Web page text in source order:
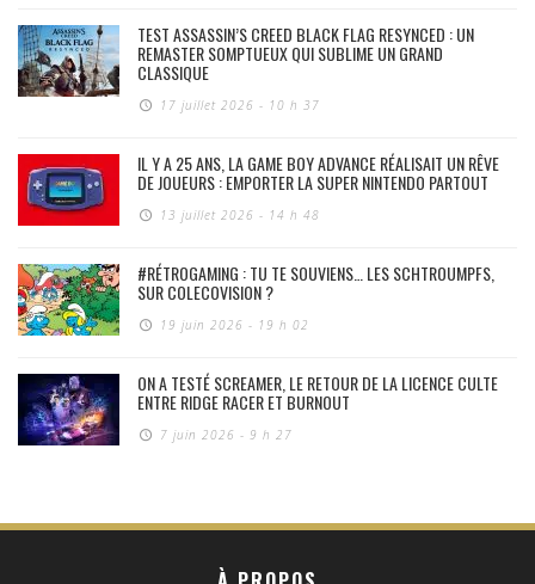
TEST ASSASSIN’S CREED BLACK FLAG RESYNCED : UN
REMASTER SOMPTUEUX QUI SUBLIME UN GRAND
CLASSIQUE
17 juillet 2026 - 10 h 37
IL Y A 25 ANS, LA GAME BOY ADVANCE RÉALISAIT UN RÊVE
DE JOUEURS : EMPORTER LA SUPER NINTENDO PARTOUT
13 juillet 2026 - 14 h 48
#RÉTROGAMING : TU TE SOUVIENS… LES SCHTROUMPFS,
SUR COLECOVISION ?
19 juin 2026 - 19 h 02
ON A TESTÉ SCREAMER, LE RETOUR DE LA LICENCE CULTE
ENTRE RIDGE RACER ET BURNOUT
7 juin 2026 - 9 h 27